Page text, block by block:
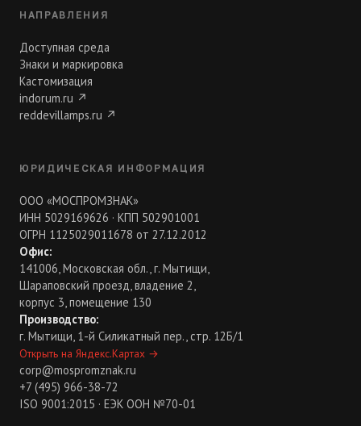
НАПРАВЛЕНИЯ
Доступная среда
Знаки и маркировка
Кастомизация
indorum.ru ↗
reddevillamps.ru ↗
ЮРИДИЧЕСКАЯ ИНФОРМАЦИЯ
ООО «МОСПРОМЗНАК»
ИНН 5029169626 · КПП 502901001
ОГРН 1125029011678 от 27.12.2012
Офис:
141006, Московская обл., г. Мытищи,
Шараповский проезд, владение 2,
корпус 3, помещение 130
Производство:
г. Мытищи, 1-й Силикатный пер., стр. 12Б/1
Открыть на Яндекс.Картах →
corp@mospromznak.ru
+7 (495) 966-38-72
ISO 9001:2015 · ЕЭК ООН №70-01